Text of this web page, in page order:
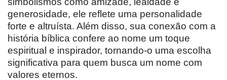
generosidade, ele reflete uma personalidade
forte e altruísta. Além disso, sua conexão com a
história bíblica confere ao nome um toque
espiritual e inspirador, tornando-o uma escolha
significativa para quem busca um nome com
valores eternos.